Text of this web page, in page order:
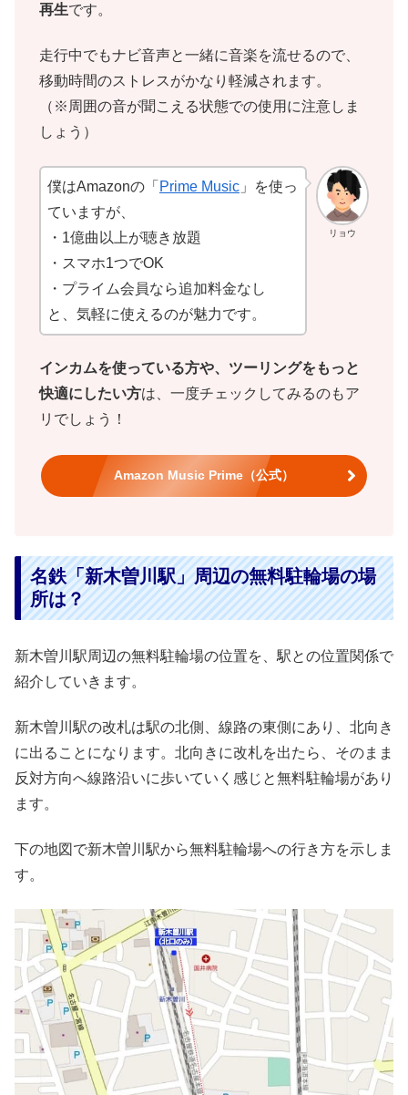
再生です。
走行中でもナビ音声と一緒に音楽を流せるので、
移動時間のストレスがかなり軽減されます。
（※周囲の音が聞こえる状態での使用に注意しま
しょう）
リョウ
僕はAmazonの「 Prime Music 」を使っ
ていますが、
・1億曲以上が聴き放題
・スマホ1つでOK
・プライム会員なら追加料金なし
と、気軽に使えるのが魅力です。
インカムを使っている方や、ツーリングをもっと
快適にしたい方は、一度チェックしてみるのもア
リでしょう！
Amazon Music Prime（公式）
名鉄「新木曽川駅」周辺の無料駐輪場の場
所は？
新木曽川駅周辺の無料駐輪場の位置を、駅との位置関係で
紹介していきます。
新木曽川駅の改札は駅の北側、線路の東側にあり、北向き
に出ることになります。北向きに改札を出たら、そのまま
反対方向へ線路沿いに歩いていく感じと無料駐輪場があり
ます。
下の地図で新木曽川駅から無料駐輪場への行き方を示しま
す。